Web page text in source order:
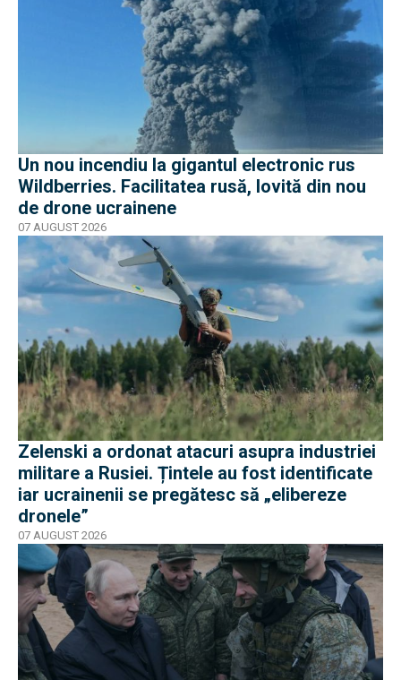
Un nou incendiu la gigantul electronic rus
Wildberries. Facilitatea rusă, lovită din nou
de drone ucrainene
07 AUGUST 2026
Zelenski a ordonat atacuri asupra industriei
militare a Rusiei. Țintele au fost identificate
iar ucrainenii se pregătesc să „elibereze
dronele”
07 AUGUST 2026